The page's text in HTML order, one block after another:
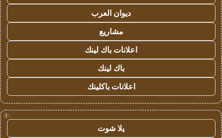
ديوان العرب
مشاريع
اعلانات باك لينك
باك لينك
اعلانات باكلينك
!
يلا شوت